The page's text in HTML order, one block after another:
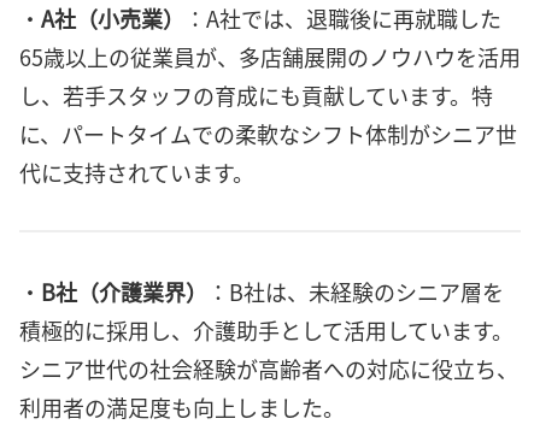
・ A社（小売業）
：A社では、退職後に再就職した
65歳以上の従業員が、多店舗展開のノウハウを活用
し、若手スタッフの育成にも貢献しています。特
に、パートタイムでの柔軟なシフト体制がシニア世
代に支持されています。
・ B社（介護業界）
：B社は、未経験のシニア層を
積極的に採用し、介護助手として活用しています。
シニア世代の社会経験が高齢者への対応に役立ち、
利用者の満足度も向上しました。